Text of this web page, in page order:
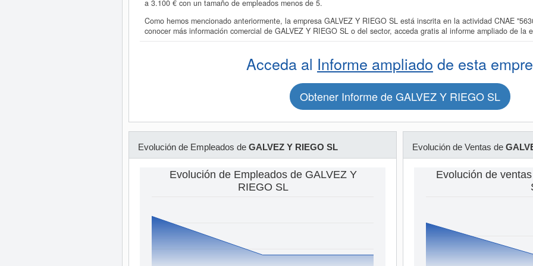
a 3.100 € con un tamaño de empleados menos de 5.
Como hemos mencionado anteriormente, la empresa GALVEZ Y RIEGO SL está inscrita en la actividad CNAE
conocer más información comercial de GALVEZ Y RIEGO SL o del sector, acceda gratis al informe ampliado de la
Acceda al Informe ampliado de esta
Obtener Informe de GALVEZ Y RIEGO SL
Evolución de Empleados de GALVEZ Y RIEGO SL
Evolución de Empleados de GALVEZ Y
RIEGO SL
Evolución de Ventas de
Evolución de